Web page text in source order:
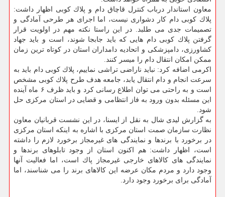
معاون استاندار درباب كنترل قاچاق دام و پلاك كوبی اظهار داشت:
پلاك كوبی دام كار دشواری نیست، اما اجرای هر طرحی آمادگی و
تصمیمات جدی می طلبد. در این راستا نكته مهم در اولویت قرار
گرفتن پلاك كوبی دام هایی كه باید جابجا شوند، است و باید جهاد
كشاورزی، دامپزشكی و اتحادیه دامداران استان در كوتاه ترین زمان
ممكن امكان انتقال دام را میسر كنند.
اكرمی اضافه كرد: نباید ناراضی تراشی نماییم، پلاك كوبی دام باید به
سرعت انجام و دام انتقال یابد، جامعه هدف طرح پلاك كوبی مشخص
است و به راحتی می توان اطلاع رسانی كرد و باید ظرف ۶ ماه آینده
این مسئله بدون ورود به فاز انتظامی و قضایی در استان مركزی حل
شود.
به گزارش لیدی شال به نقل از ایسنا، در این نشست قربانیان معاون
نظارت سازمان صمت استان مركزی با اشاره به اینكه استان مركزی
در برخورد با برندها و نمایندگی های غیرمجاز برخورد لازم را داشته
است، اظهار داشت: هم اكنون استان از وجود تابلوهای برندها و
نمایندگی های كالاهای خارجی غیرمجاز پاك است، اما فعالیت آنها
وجود دارد و مردم مكان عرضه این كالاهای برند را می شناسند، اما
آمادگی برای برخورد وجود دارد.